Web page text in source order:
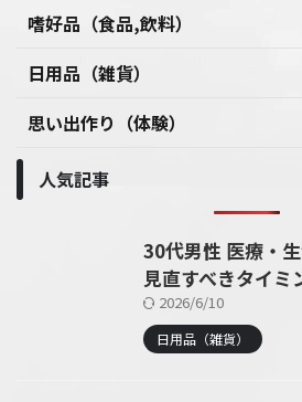
嗜好品（食品,飲料）
日用品（雑貨）
思い出作り（体験）
人気記事
30代男性 医療・
見直すべきタイミ
2026/6/10
日用品（雑貨）